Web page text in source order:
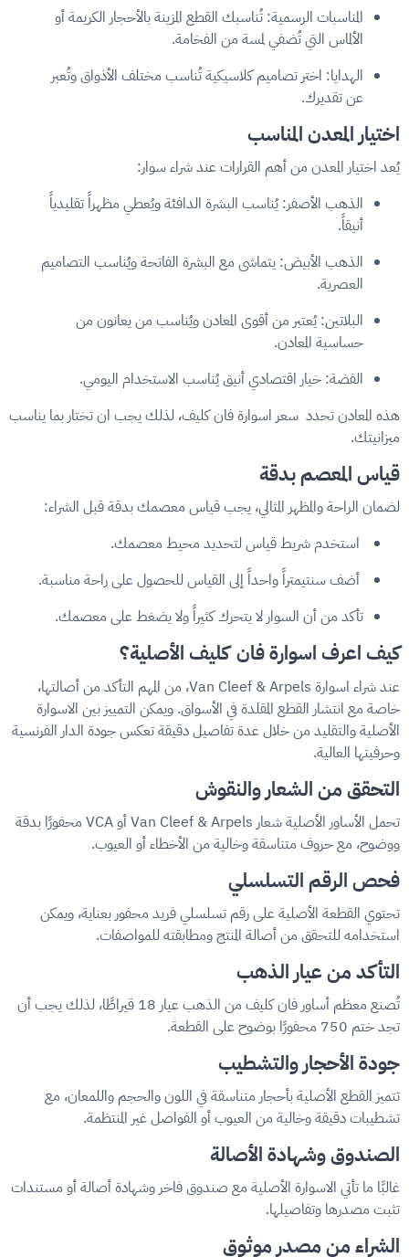
المناسبات الرسمية: تُناسبك القطع المزينة بالأحجار الكريمة أو
الألماس التي تُضفي لمسة من الفخامة.
الهدايا: اختر تصاميم كلاسيكية تُناسب مختلف الأذواق وتُعبر
عن تقديرك.
اختيار المعدن المناسب
يُعد اختيار المعدن من أهم القرارات عند شراء سوار:
الذهب الأصفر: يُناسب البشرة الدافئة ويُعطي مظهراً تقليدياً
أنيقاً.
الذهب الأبيض: يتماشى مع البشرة الفاتحة ويُناسب التصاميم
العصرية.
البلاتين: يُعتبر من أقوى المعادن ويُناسب من يعانون من
حساسية المعادن.
الفضة: خيار اقتصادي أنيق يُناسب الاستخدام اليومي.
هذه المعادن تحدد سعر اسوارة فان كليف، لذلك يجب ان تختار بما يناسب
ميزانيتك.
قياس المعصم بدقة
لضمان الراحة والمظهر المثالي، يجب قياس معصمك بدقة قبل الشراء:
استخدم شريط قياس لتحديد محيط معصمك.
أضف سنتيمتراً واحداً إلى القياس للحصول على راحة مناسبة.
تأكد من أن السوار لا يتحرك كثيراً ولا يضغط على معصمك.
كيف اعرف اسوارة فان كليف الأصلية؟
عند شراء اسوارة Van Cleef & Arpels، من المهم التأكد من أصالتها،
خاصة مع انتشار القطع المقلدة في الأسواق. ويمكن التمييز بين الاسوارة
الأصلية والتقليد من خلال عدة تفاصيل دقيقة تعكس جودة الدار الفرنسية
وحرفيتها العالية.
التحقق من الشعار والنقوش
تحمل الأساور الأصلية شعار Van Cleef & Arpels أو VCA محفورًا بدقة
ووضوح، مع حروف متناسقة وخالية من الأخطاء أو العيوب.
فحص الرقم التسلسلي
تحتوي القطعة الأصلية على رقم تسلسلي فريد محفور بعناية، ويمكن
استخدامه للتحقق من أصالة المنتج ومطابقته للمواصفات.
التأكد من عيار الذهب
تُصنع معظم أساور فان كليف من الذهب عيار 18 قيراطًا، لذلك يجب أن
تجد ختم 750 محفورًا بوضوح على القطعة.
جودة الأحجار والتشطيب
تتميز القطع الأصلية بأحجار متناسقة في اللون والحجم واللمعان، مع
تشطيبات دقيقة وخالية من العيوب أو الفواصل غير المنتظمة.
الصندوق وشهادة الأصالة
غالبًا ما تأتي الاسوارة الأصلية مع صندوق فاخر وشهادة أصالة أو مستندات
تثبت مصدرها وتفاصيلها.
الشراء من مصدر موثوق